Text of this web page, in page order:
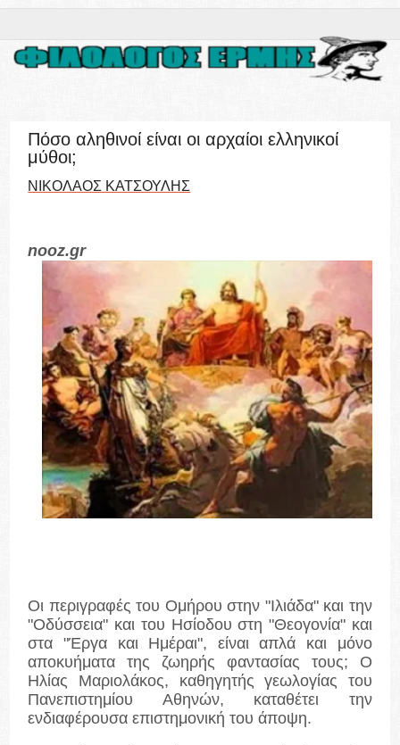
Πόσο αληθινοί είναι οι αρχαίοι ελληνικοί
μύθοι;
ΝΙΚΟΛΑΟΣ ΚΑΤΣΟΥΛΗΣ
nooz.gr
Οι περιγραφές του Ομήρου στην "Ιλιάδα" και την
"Οδύσσεια" και του Ησίοδου στη "Θεογονία" και
στα "Έργα και Ημέραι", είναι απλά και μόνο
αποκυήματα της ζωηρής φαντασίας τους; Ο
Ηλίας Μαριολάκος, καθηγητής γεωλογίας του
Πανεπιστημίου Αθηνών, καταθέτει την
ενδιαφέρουσα επιστημονική του άποψη.